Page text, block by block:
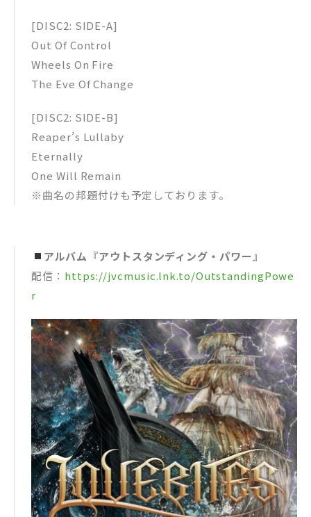
[DISC2: SIDE-A]
Out Of Control
Wheels On Fire
The Eve Of Change
[DISC2: SIDE-B]
Reaper’s Lullaby
Eternally
One Will Remain
※曲名の邦題付けも予定しております。
アルバム『アウトスタンディング・パワー』
配信： https://jvcmusic.lnk.to/OutstandingPowe
r